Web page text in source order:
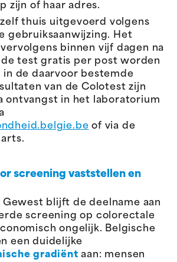
zijn of haar adres.
thuis uitgevoerd volgens
gebruiksaanwijzing. Het
binnen vijf dagen na
test gratis per post worden
de daarvoor bestemde
van de Colotest zijn
ontvangst in het laboratorium
of via de
screening vaststellen en
Gewest blijft de deelname aan
screening op colorectale
ongelijk. Belgische
een duidelijke
gradiënt aan: mensen